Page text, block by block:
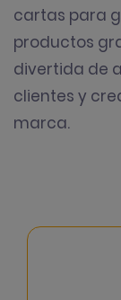
cartas para
productos
divertida de
clientes y
marca.